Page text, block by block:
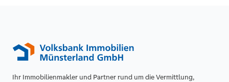
Ihr Immobilienmakler und Partner rund um die Vermittlung,